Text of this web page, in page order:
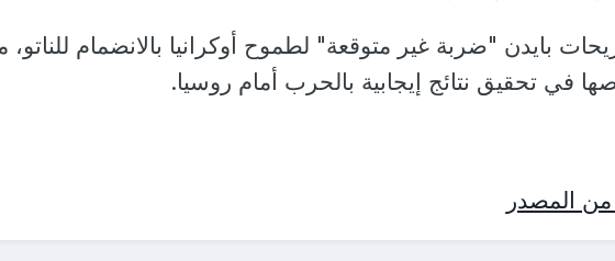
بايدن "ضربة غير متوقعة" لطموح أوكرانيا بالانضمام للناتو،
في تحقيق نتائج إيجابية بالحرب أمام روسيا.
من المصدر